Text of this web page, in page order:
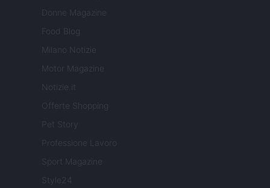
Donne Magazine
Food Blog
Milano Notizie
Motor Magazine
Notizie.it
Offerte Shopping
Pet Story
Professione Lavoro
Sport Magazine
Style24